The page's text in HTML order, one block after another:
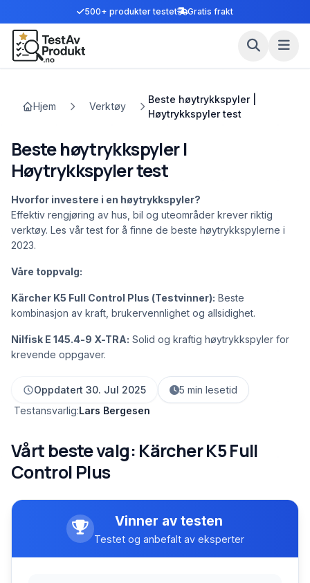
500+ produkter testet Gratis frakt
Hjem Verktøy
Beste høytrykkspyler |
Høytrykkspyler test
Beste høytrykkspyler |
Høytrykkspyler test
Hvorfor investere i en høytrykkspyler?
Effektiv rengjøring av hus, bil og uteområder krever riktig
verktøy. Les vår test for å finne de beste høytrykkspylerne i
2023.
Våre toppvalg:
Kärcher K5 Full Control Plus (Testvinner): Beste
kombinasjon av kraft, brukervennlighet og allsidighet.
Nilfisk E 145.4-9 X-TRA: Solid og kraftig høytrykkspyler for
krevende oppgaver.
Oppdatert 30. Jul 2025
5 min lesetid
Testansvarlig:Lars Bergesen
Vårt beste valg: Kärcher K5 Full
Control Plus
Vinner av testen
Testet og anbefalt av eksperter